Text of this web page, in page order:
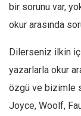
Asya
Afrika
İslam
Tarih
bir sorunu var,
okur arasında
Dilerseniz ilkin
yazarlarla okur
özgü ve bizimle
Joyce, Woolf,